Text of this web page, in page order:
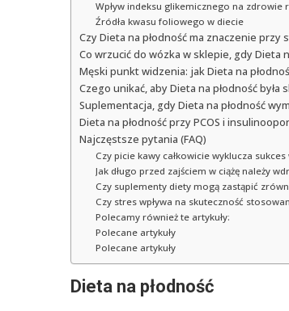
Wpływ indeksu glikemicznego na zdrowie
Źródła kwasu foliowego w diecie
Czy Dieta na płodność ma znaczenie przy
Co wrzucić do wózka w sklepie, gdy Dieta
Męski punkt widzenia: jak Dieta na
Czego unikać, aby Dieta na płodność była
Suplementacja, gdy Dieta na płodność
Dieta na płodność przy PCOS i
Najczęstsze pytania (FAQ)
Czy picie kawy całkowicie wyklucza
Jak długo przed zajściem w ciążę należy
Czy suplementy diety mogą zastąpić
Czy stres wpływa na skuteczność
Polecamy również te artykuły:
Polecane artykuły
Polecane artykuły
Dieta na płodność